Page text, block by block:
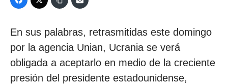
En sus palabras, retrasmitidas este domingo
por la agencia Unian, Ucrania se verá
obligada a aceptarlo en medio de la creciente
presión del presidente estadounidense,